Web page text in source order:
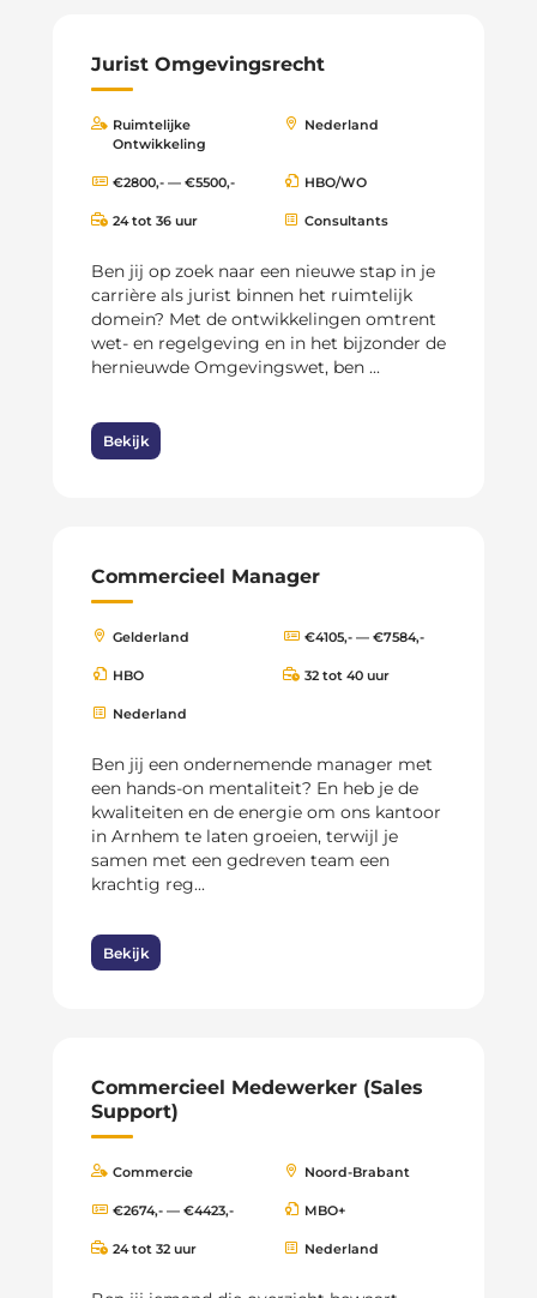
Jurist Omgevingsrecht
Ruimtelijke
Ontwikkeling
Nederland
€2800,- — €5500,- HBO/WO
24 tot 36 uur Consultants
Ben jij op zoek naar een nieuwe stap in je
carrière als jurist binnen het ruimtelijk
domein? Met de ontwikkelingen omtrent
wet- en regelgeving en in het bijzonder de
hernieuwde Omgevingswet, ben ...
Bekijk
Commercieel Manager
Gelderland €4105,- — €7584,-
HBO 32 tot 40 uur
Nederland
Ben jij een ondernemende manager met
een hands-on mentaliteit? En heb je de
kwaliteiten en de energie om ons kantoor
in Arnhem te laten groeien, terwijl je
samen met een gedreven team een
krachtig reg...
Bekijk
Commercieel Medewerker (Sales
Support)
Commercie Noord-Brabant
€2674,- — €4423,- MBO+
24 tot 32 uur Nederland